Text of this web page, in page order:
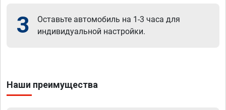
3
Оставьте автомобиль на 1-3 часа для
индивидуальной настройки.
Наши преимущества